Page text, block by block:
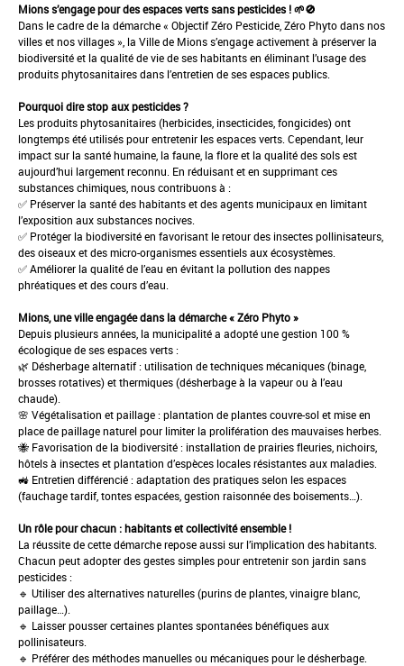
Mions s’engage pour des espaces verts sans pesticides ! 🌱🚫
Dans le cadre de la démarche « Objectif Zéro Pesticide, Zéro Phyto dans nos
villes et nos villages », la Ville de Mions s’engage activement à préserver la
biodiversité et la qualité de vie de ses habitants en éliminant l’usage des
produits phytosanitaires dans l’entretien de ses espaces publics.
Pourquoi dire stop aux pesticides ?
Les produits phytosanitaires (herbicides, insecticides, fongicides) ont
longtemps été utilisés pour entretenir les espaces verts. Cependant, leur
impact sur la santé humaine, la faune, la flore et la qualité des sols est
aujourd’hui largement reconnu. En réduisant et en supprimant ces
substances chimiques, nous contribuons à :
✅ Préserver la santé des habitants et des agents municipaux en limitant
l’exposition aux substances nocives.
✅ Protéger la biodiversité en favorisant le retour des insectes pollinisateurs,
des oiseaux et des micro-organismes essentiels aux écosystèmes.
✅ Améliorer la qualité de l’eau en évitant la pollution des nappes
phréatiques et des cours d’eau.
Mions, une ville engagée dans la démarche « Zéro Phyto »
Depuis plusieurs années, la municipalité a adopté une gestion 100 %
écologique de ses espaces verts :
🌿 Désherbage alternatif : utilisation de techniques mécaniques (binage,
brosses rotatives) et thermiques (désherbage à la vapeur ou à l’eau
chaude).
🌸 Végétalisation et paillage : plantation de plantes couvre-sol et mise en
place de paillage naturel pour limiter la prolifération des mauvaises herbes.
🐝 Favorisation de la biodiversité : installation de prairies fleuries, nichoirs,
hôtels à insectes et plantation d’espèces locales résistantes aux maladies.
🚜 Entretien différencié : adaptation des pratiques selon les espaces
(fauchage tardif, tontes espacées, gestion raisonnée des boisements…).
Un rôle pour chacun : habitants et collectivité ensemble !
La réussite de cette démarche repose aussi sur l’implication des habitants.
Chacun peut adopter des gestes simples pour entretenir son jardin sans
pesticides :
🔹 Utiliser des alternatives naturelles (purins de plantes, vinaigre blanc,
paillage…).
🔹 Laisser pousser certaines plantes spontanées bénéfiques aux
pollinisateurs.
🔹 Préférer des méthodes manuelles ou mécaniques pour le désherbage.